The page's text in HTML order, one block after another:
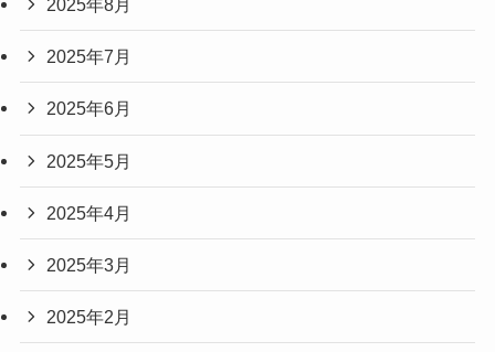
2025年8月
2025年7月
2025年6月
2025年5月
2025年4月
2025年3月
2025年2月